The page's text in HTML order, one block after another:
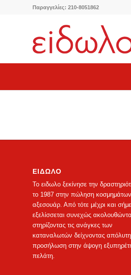
Παραγγελίες: 210-8051862
ΕΙΔΩΛΟ
Το ειδωλο ξεκίνησε την
το 1987 στην πώληση
αξεσουάρ. Από τότε μέχρι και
εξελίσσεται συνεχώς
στηρίζοντας τις ανάγκες των
καταναλωτών δείχνοντας απόλυτη
προσήλωση στην άψογη
πελάτη.